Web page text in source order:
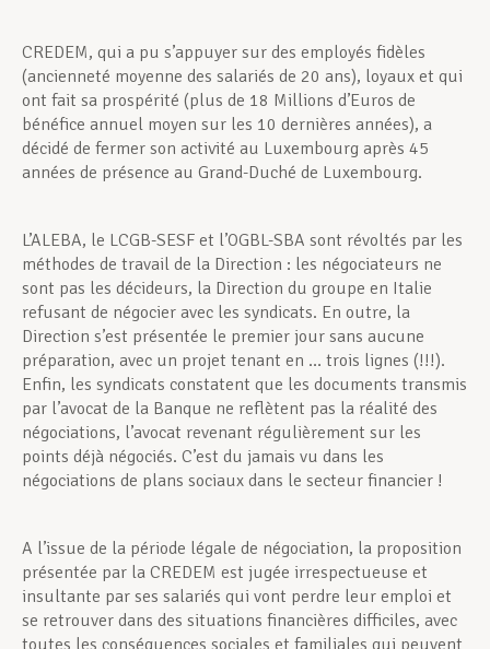
CREDEM, qui a pu s’appuyer sur des employés fidèles
(ancienneté moyenne des salariés de 20 ans), loyaux et qui
ont fait sa prospérité (plus de 18 Millions d’Euros de
bénéfice annuel moyen sur les 10 dernières années), a
décidé de fermer son activité au Luxembourg après 45
années de présence au Grand-Duché de Luxembourg.
L’ALEBA, le LCGB-SESF et l’OGBL-SBA sont révoltés par les
méthodes de travail de la Direction : les négociateurs ne
sont pas les décideurs, la Direction du groupe en Italie
refusant de négocier avec les syndicats. En outre, la
Direction s’est présentée le premier jour sans aucune
préparation, avec un projet tenant en … trois lignes (!!!).
Enfin, les syndicats constatent que les documents transmis
par l’avocat de la Banque ne reflètent pas la réalité des
négociations, l’avocat revenant régulièrement sur les
points déjà négociés. C’est du jamais vu dans les
négociations de plans sociaux dans le secteur financier !
A l’issue de la période légale de négociation, la proposition
présentée par la CREDEM est jugée irrespectueuse et
insultante par ses salariés qui vont perdre leur emploi et
se retrouver dans des situations financières difficiles, avec
toutes les conséquences sociales et familiales qui peuvent